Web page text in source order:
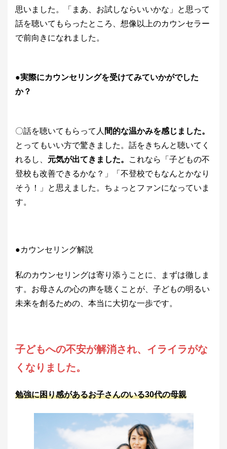
思いました。「まあ、お試しならいいかな」と思って
話を聴いてもらったところ、想像以上のカウンセラー
で前向きになれました。
●実際にカウンセリングを受けてみていかがでした
か？
〇話を聴いてもらって人 間的な温かみを感じました。
とってもいい方で驚きました。話をきちんと聴いてく
れるし、 元気が出てきました。
これなら「子どもの不
登校も改善できるかな？」「不登校でもなんとかなり
そう！」と思えました。ちょっとファンになっていま
す。
●カウンセリング解説
私のカウンセリングは寄り添うことに、まずは徹しま
す。お母さんの心の声を聴くことが、子どもの明るい
未来を創るための、本当に大切な一歩です。
子どもへの不安が解消され、イライラがな
くなりました。
勉強に困り感があるお子さんのいる30代の母親